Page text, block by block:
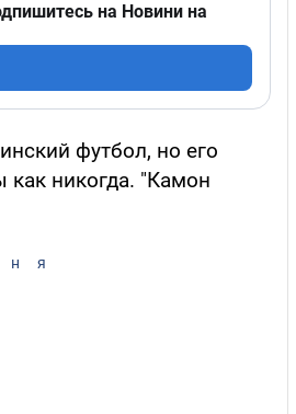
на Новини на
футбол, но его
никогда. "Камон